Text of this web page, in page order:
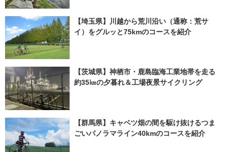
【埼玉県】川越から荒川沿い（通称：荒サ
イ）をグルッと75kmのコースを紹介
【茨城県】神栖市・鹿島臨海工業地帯を走る
約35㎞の夕暮れ＆工場夜景サイクリング
【群馬県】キャベツ畑の間を駆け抜けるつま
ごいパノラマライン40kmのコースを紹介